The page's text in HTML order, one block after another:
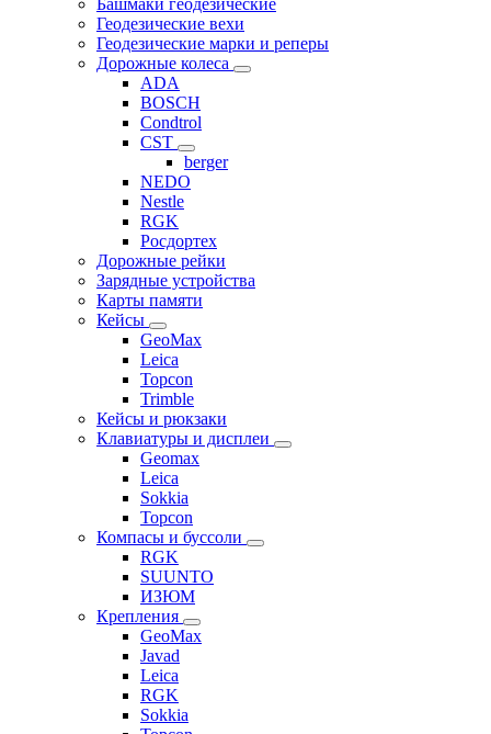
Геодезические вехи
Геодезические марки и реперы
Дорожные колеса
ADA
BOSCH
Condtrol
CST
berger
NEDO
Nestle
RGK
Росдортех
Дорожные рейки
Зарядные устройства
Карты памяти
Кейсы
GeoMax
Leica
Topcon
Trimble
Кейсы и рюкзаки
Клавиатуры и дисплеи
Geomax
Leica
Sokkia
Topcon
Компасы и буссоли
RGK
SUUNTO
ИЗЮМ
Крепления
GeoMax
Javad
Leica
RGK
Sokkia